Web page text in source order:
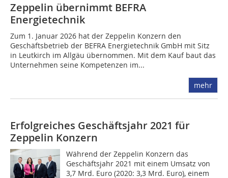
Zeppelin übernimmt BEFRA
Energietechnik
Zum 1. Januar 2026 hat der Zeppelin Konzern den
Geschäftsbetrieb der BEFRA Energietechnik GmbH mit Sitz
in Leutkirch im Allgäu übernommen. Mit dem Kauf baut das
Unternehmen seine Kompetenzen im...
mehr
Erfolgreiches Geschäftsjahr 2021 für
Zeppelin Konzern
Während der Zeppelin Konzern das
Geschäftsjahr 2021 mit einem Umsatz von
3,7 Mrd. Euro (2020: 3,3 Mrd. Euro), einem